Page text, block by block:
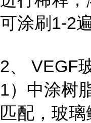
可涂刷1-2遍
2、 VEGF
1）中涂树
匹配，玻